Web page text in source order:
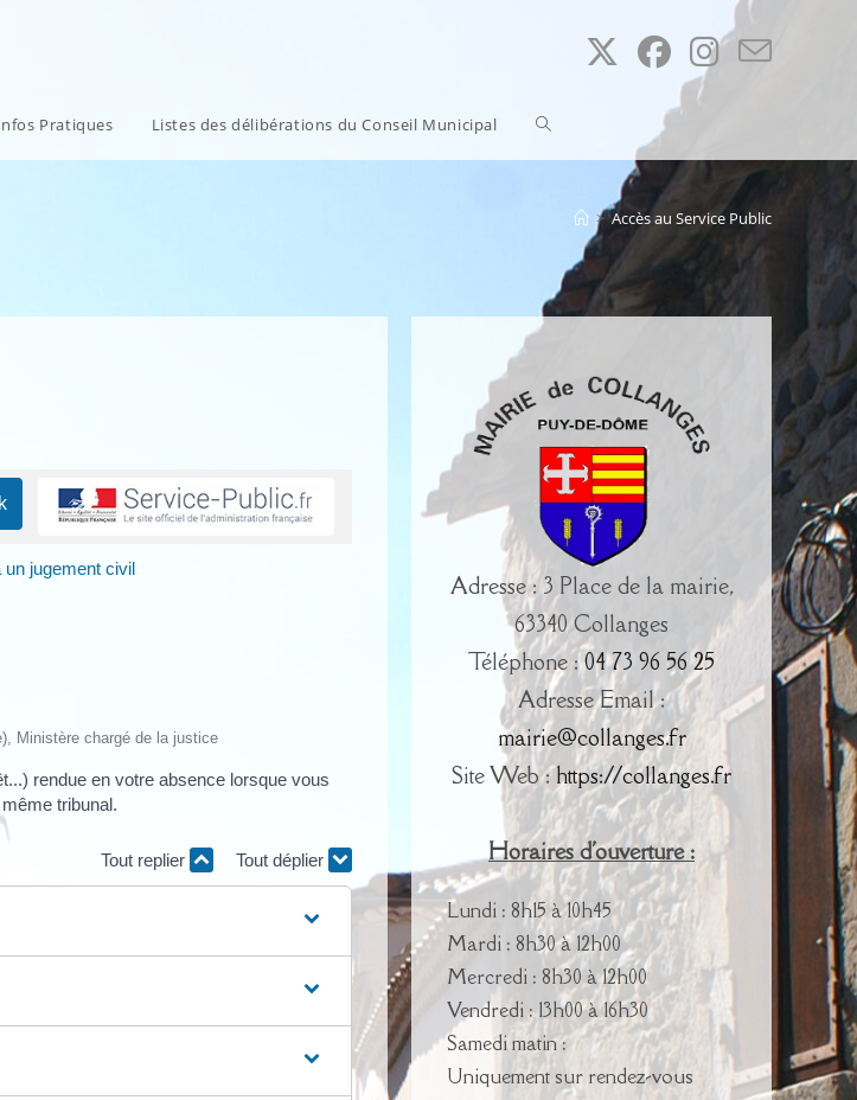
Pratiques Listes des délibérations du Conseil Municipal Toggle
search
> Accès au Service Public
un jugement civil
Ministère chargé de la justice
rendue en votre absence lorsque vous
tribunal.
Tout replier Tout déplier
Adresse : 3 Place de la mairie,
63340 Collanges
Téléphone :04 73 96 56 25
Adresse Email :
mairie@collanges.fr
Site Web :https://collanges.fr
Horaires d'ouverture :
Lundi : 8h15 à 10h45
Mardi : 8h30 à 12h00
Mercredi : 8h30 à 12h00
Vendredi : 13h00 à 16h30
Samedi matin :
Uniquement sur rendez-vous